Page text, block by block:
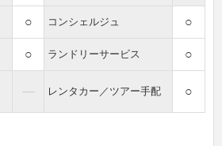
○ コンシェルジュ ○
○ ランドリーサービス ○
― レンタカー／ツアー手配 ○